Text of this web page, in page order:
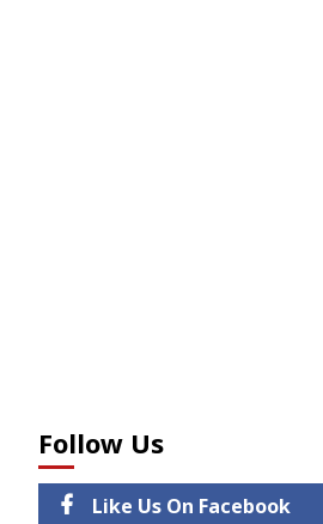
Follow Us
Like Us On Facebook